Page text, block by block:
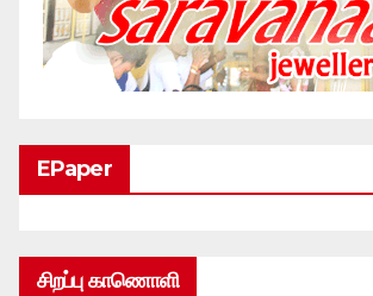
EPaper
சிறப்பு காணொளி